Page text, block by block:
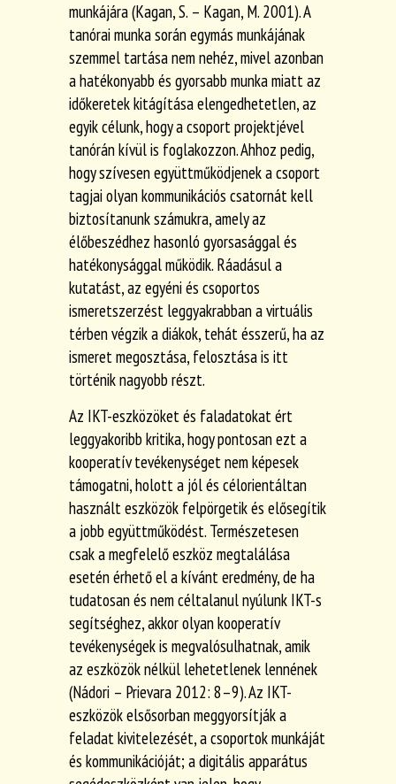
munkájára (Kagan, S. – Kagan, M. 2001). A
tanórai munka során egymás munkájának
szemmel tartása nem nehéz, mivel azonban
a hatékonyabb és gyorsabb munka miatt az
időkeretek kitágítása elengedhetetlen, az
egyik célunk, hogy a csoport projektjével
tanórán kívül is foglakozzon. Ahhoz pedig,
hogy szívesen együttműködjenek a csoport
tagjai olyan kommunikációs csatornát kell
biztosítanunk számukra, amely az
élőbeszédhez hasonló gyorsasággal és
hatékonysággal működik. Ráadásul a
kutatást, az egyéni és csoportos
ismeretszerzést leggyakrabban a virtuális
térben végzik a diákok, tehát ésszerű, ha az
ismeret megosztása, felosztása is itt
történik nagyobb részt.
Az IKT-eszközöket és faladatokat ért
leggyakoribb kritika, hogy pontosan ezt a
kooperatív tevékenységet nem képesek
támogatni, holott a jól és célorientáltan
használt eszközök felpörgetik és elősegítik
a jobb együttműködést. Természetesen
csak a megfelelő eszköz megtalálása
esetén érhető el a kívánt eredmény, de ha
tudatosan és nem céltalanul nyúlunk IKT-s
segítséghez, akkor olyan kooperatív
tevékenységek is megvalósulhatnak, amik
az eszközök nélkül lehetetlenek lennének
(Nádori – Prievara 2012: 8–9). Az IKT-
eszközök elsősorban meggyorsítják a
feladat kivitelezését, a csoportok munkáját
és kommunikációját; a digitális apparátus